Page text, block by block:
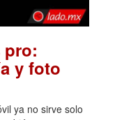
pro:
y foto
ya no sirve solo